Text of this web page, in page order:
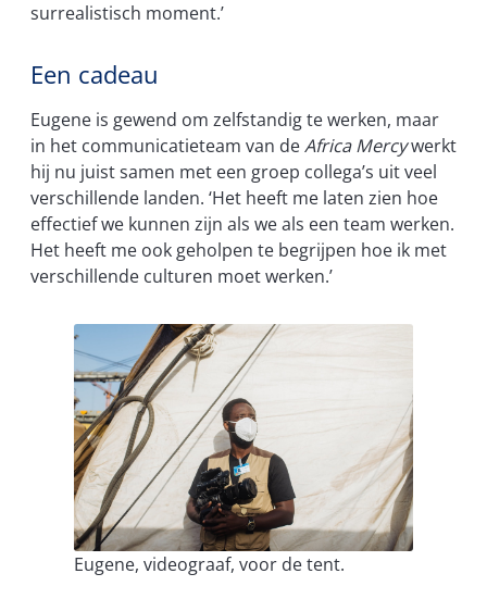
surrealistisch moment.’
Een cadeau
Eugene is gewend om zelfstandig te werken, maar
in het communicatieteam van deAfrica Mercywerkt
hij nu juist samen met een groep collega’s uit veel
verschillende landen. ‘Het heeft me laten zien hoe
effectief we kunnen zijn als we als een team werken.
Het heeft me ook geholpen te begrijpen hoe ik met
verschillende culturen moet werken.’
Eugene, videograaf, voor de tent.